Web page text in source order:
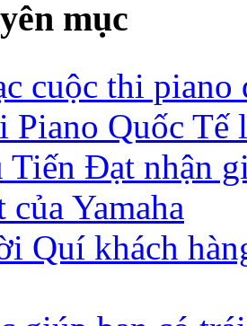
mục
cuộc thi
Piano Quốc Tế
Tiến Đạt nhận
của Yamaha
Quí khách